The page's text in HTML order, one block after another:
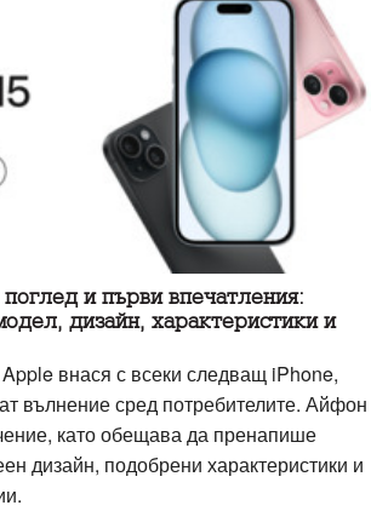
и първи впечатления:
дизайн, характеристики и
внася с всеки следващ iPhone,
вълнение сред потребителите. Айфон
като обещава да пренапише
дизайн, подобрени характеристики и